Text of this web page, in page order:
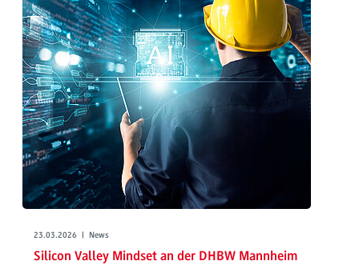
23.03.2026 | News
Silicon Valley Mindset an der DHBW Mannheim